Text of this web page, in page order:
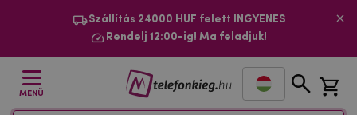
Szállítás 24000 HUF felett INGYENES
Rendelj 12:00-ig! Ma feladjuk!
MENÜ